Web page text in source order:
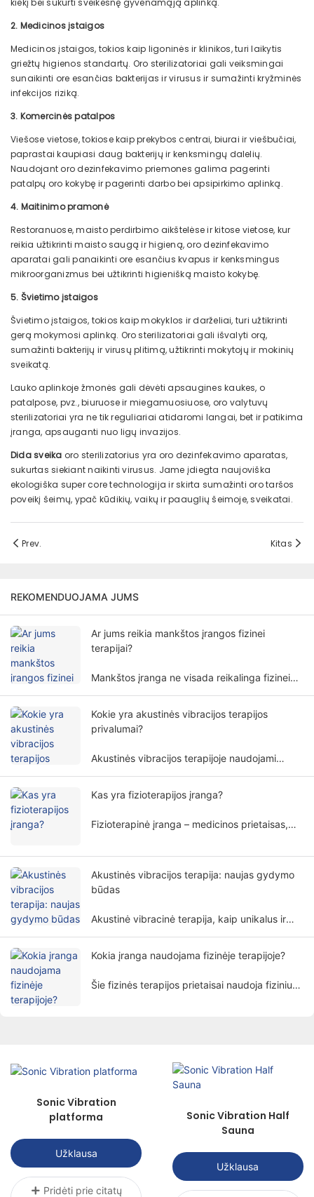
kiekį bei sukurti sveikesnę gyvenamąją aplinką.
2. Medicinos įstaigos
Medicinos įstaigos, tokios kaip ligoninės ir klinikos, turi laikytis
griežtų higienos standartų. Oro sterilizatoriai gali veiksmingai
sunaikinti ore esančias bakterijas ir virusus ir sumažinti kryžminės
infekcijos riziką.
3. Komercinės patalpos
Viešose vietose, tokiose kaip prekybos centrai, biurai ir viešbučiai,
paprastai kaupiasi daug bakterijų ir kenksmingų dalelių.
Naudojant oro dezinfekavimo priemones galima pagerinti
patalpų oro kokybę ir pagerinti darbo bei apsipirkimo aplinką.
4. Maitinimo pramonė
Restoranuose, maisto perdirbimo aikštelėse ir kitose vietose, kur
reikia užtikrinti maisto saugą ir higieną, oro dezinfekavimo
aparatai gali panaikinti ore esančius kvapus ir kenksmingus
mikroorganizmus bei užtikrinti higienišką maisto kokybę.
5. Švietimo įstaigos
Švietimo įstaigos, tokios kaip mokyklos ir darželiai, turi užtikrinti
gerą mokymosi aplinką. Oro sterilizatoriai gali išvalyti orą,
sumažinti bakterijų ir virusų plitimą, užtikrinti mokytojų ir mokinių
sveikatą.
Lauko aplinkoje žmonės gali dėvėti apsaugines kaukes, o
patalpose, pvz., biuruose ir miegamuosiuose, oro valytuvų
sterilizatoriai yra ne tik reguliariai atidaromi langai, bet ir patikima
įranga, apsauganti nuo ligų invazijos.
Dida sveika oro sterilizatorius yra oro dezinfekavimo aparatas,
sukurtas siekiant naikinti virusus. Jame įdiegta naujoviška
ekologiška super core technologija ir skirta sumažinti oro taršos
poveikį šeimų, ypač kūdikių, vaikų ir paauglių šeimoje, sveikatai.
Prev. Kitas
REKOMENDUOJAMA JUMS
Ar jums reikia mankštos įrangos fizinei
terapijai?
Mankštos įranga ne visada reikalinga fizinei
Kokie yra akustinės vibracijos terapijos
privalumai?
Akustinės vibracijos terapijoje naudojami
plačiai taikoma įvairiose reabilitacijos srityse.
Kas yra fizioterapijos įranga?
Fizioterapinė įranga – medicinos prietaisas,
padeda pacientams neinvaziniu būdu
palengvinti simptomus ir atkurti kūno
funkcijas.
Akustinės vibracijos terapija: naujas gydymo
būdas
Akustinė vibracinė terapija, kaip unikalus ir
Kokia įranga naudojama fizinėje terapijoje?
Šie fizinės terapijos prietaisai naudoja fizinius
Sonic Vibration
platforma
Užklausa
Pridėti prie citatų
Sonic Vibration Half
Sauna
Užklausa